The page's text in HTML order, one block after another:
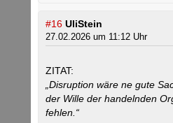
#16 UliStein
27.02.2026 um 11:12 Uhr
ZITAT:
„Disruption wäre ne gute
der Wille der handelnden
fehlen.“